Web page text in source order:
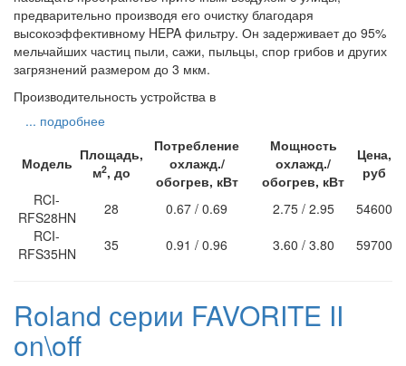
предварительно производя его очистку благодаря
высокоэффективному HEPA фильтру. Он задерживает до 95%
мельчайших частиц пыли, сажи, пыльцы, спор грибов и других
загрязнений размером до 3 мкм.
Производительность устройства в
... подробнее
Модель Площадь,
м2, до
Потребление
охлажд./
обогрев, кВт
Мощность
охлажд./
обогрев, кВт
Цена,
руб
RCI-
RFS28HN
28 0.67 / 0.69 2.75 / 2.95
54600
RCI-
RFS35HN
35 0.91 / 0.96 3.60 / 3.80 59700
Roland серии FAVORITE II
on\off